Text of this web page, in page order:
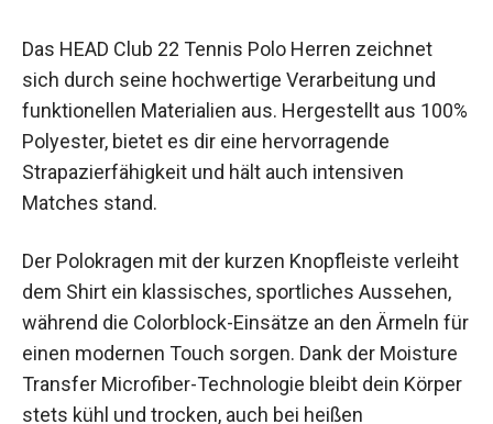
Das HEAD Club 22 Tennis Polo Herren zeichnet
sich durch seine hochwertige Verarbeitung und
funktionellen Materialien aus. Hergestellt aus
100% Polyester, bietet es dir eine hervorragende
Strapazierfähigkeit und hält auch intensiven
Der Polokragen mit der kurzen Knopfleiste
verleiht dem Shirt ein klassisches, sportliches
Aussehen, während die Colorblock-Einsätze an
den Ärmeln für einen modernen Touch sorgen.